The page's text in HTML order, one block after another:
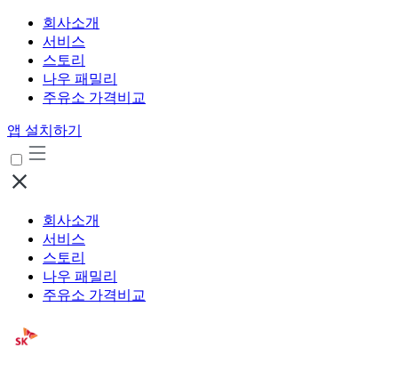
회사소개
서비스
스토리
나우 패밀리
주유소 가격비교
앱 설치하기
회사소개
서비스
스토리
나우 패밀리
주유소 가격비교